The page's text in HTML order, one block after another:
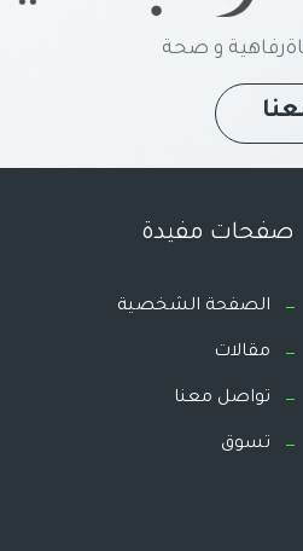
و صحة
صفحات مفيدة
الصفحة الشخصية
مقالات
تواصل معنا
تسوق